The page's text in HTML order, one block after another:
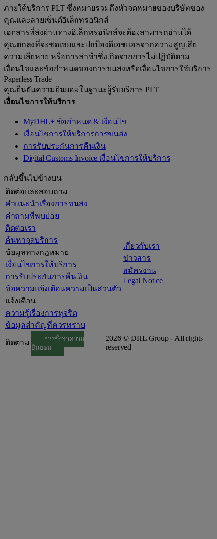
ภายใต้บริการ PLT ซึ่งหมายรวมถึงหัวจดหมายของบริษัทของ
คุณและลายเซ็นต์อิเล็กทรอนิกส์
เอกสารที่ส่งผ่านทางอิเล็กทรอนิกส์จะต้องสามารถอ่านได้
คุณตกลงที่จะชดเชยและปกป้องดีเอชแอลจากความสูญเสีย
ความเสียหาย หรือการล่าช้าซึ่งเกิดจากการไม่ปฏิบัติตาม
เงื่อนไขและข้อกำหนดของการขนส่งหรือเงื่อนไขการใช้บริการ
Paperless Trade
คุณยืนยันความยินยอมในฐานะผู้รับบริการ PLT
เงื่อนไขการให้บริการ
MyDHL+ ข้อกำหนด & เงื่อนไข
เงื่อนไขการให้บริการการขนส่ง
การรับประกันการคืนเงิน
Digital Customs Invoice เงื่อนไขการให้บริการ
กลับขึ้นไปข้างบน
ติดต่อและสอบถาม
คำแนะนำเรื่องการขนส่ง
คำถามที่พบบ่อย
ติดต่อเรา
ค้นหาจุดบริการ
ข้อมูลทางกฎหมาย
เงื่อนไขการให้บริการ
การรับประกันการคืนเงิน
ข้อความแจ้งเตือนความเป็นส่วนตัว
แจ้งเตือน
ความรู้เรื่องการทุจริต
ข้อมูลสำคัญที่ควรทราบ
เกี่ยวกับเรา
ข่าวสาร
สมัครงาน
Legal Notice
ติดตาม
การตั้งค่าความ
ยินยอม
2026 © DHL Group - All rights
reserved